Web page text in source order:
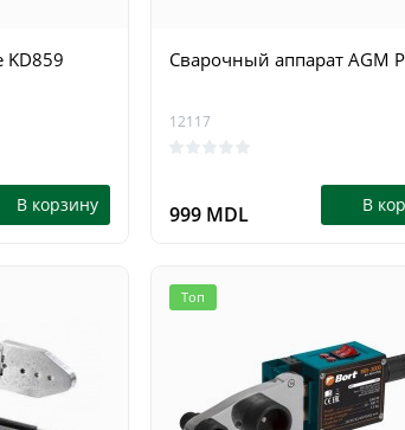
Топ
Аккумуляторная цепная
KD859
В корзину
Сварочный аппарат AGM
12117
999 MDL В
Топ